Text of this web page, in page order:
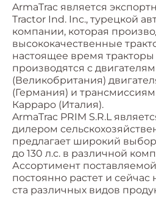
ArmaTrac является
Tractor Ind. Inc., турецкой
компании, которая
высококачественные
настоящее время тракторы
производятся с
(Великобритания)
(Германия) и
Карраро (Италия).
ArmaTrac PRIM S.R.L
дилером
предлагает широкий выбор
до 130 л.с. в различной
Ассортимент
постоянно растет и сейчас
ста различных видов